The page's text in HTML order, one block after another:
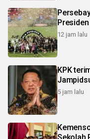
Presiden
12 jam lalu
KPK
5 jam lalu